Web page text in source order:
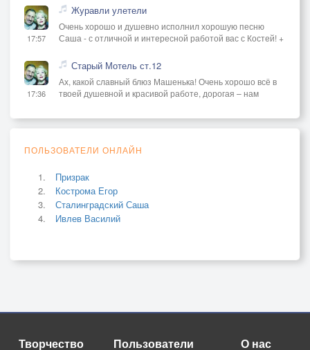
17:57
Журавли улетели
Очень хорошо и душевно исполнил хорошую песню
Саша - с отличной и интересной работой вас с Костей! +
17:36
Старый Мотель ст.12
Ах, какой славный блюз Машенька! Очень хорошо всё в
твоей душевной и красивой работе, дорогая – нам
ПОЛЬЗОВАТЕЛИ ОНЛАЙН
Призрак
Кострома Егор
Сталинградский Саша
Ивлев Василий
Творчество Пользователи О нас